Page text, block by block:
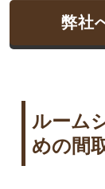
弊社
ルーム
めの間